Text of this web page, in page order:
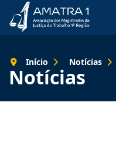
Notícias
Início Notícias